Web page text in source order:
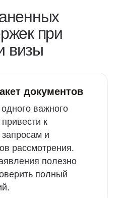
при
визы
документов
важного
к
и
рассмотрения.
полезно
полный